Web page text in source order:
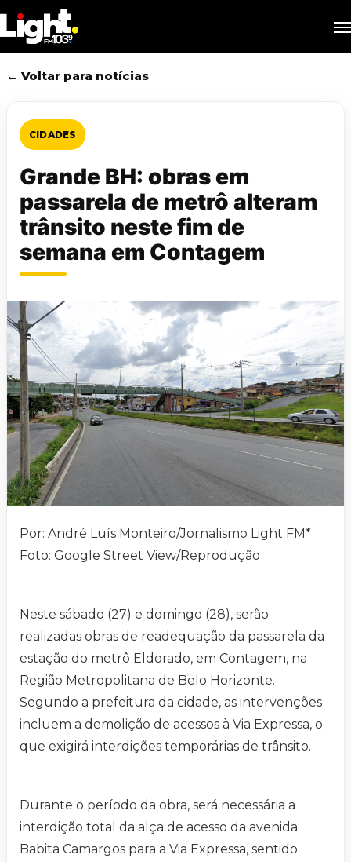
to
main
content
← Voltar para notícias
CIDADES
Grande BH: obras em
passarela de metrô alteram
trânsito neste fim de
semana em Contagem
Por: André Luís Monteiro/Jornalismo Light FM*
Foto: Google Street View/Reprodução
Neste sábado (27) e domingo (28), serão
realizadas obras de readequação da passarela da
estação do metrô Eldorado, em Contagem, na
Região Metropolitana de Belo Horizonte.
Segundo a prefeitura da cidade, as intervenções
incluem a demolição de acessos à Via Expressa, o
que exigirá interdições temporárias de trânsito.
Durante o período da obra, será necessária a
interdição total da alça de acesso da avenida
Babita Camargos para a Via Expressa, sentido